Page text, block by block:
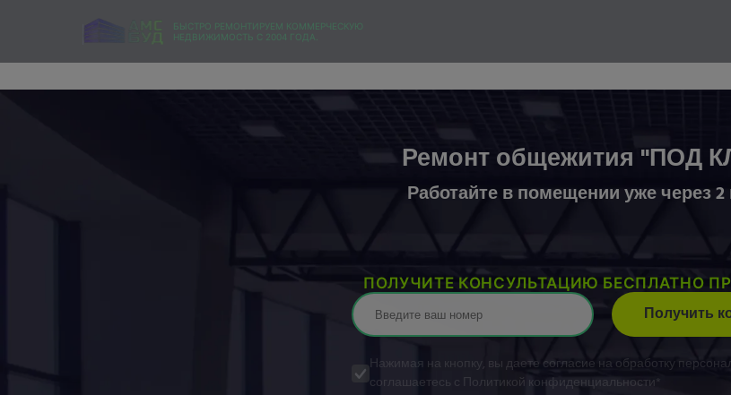
БЫСТРО РЕМОНТИРУЕМ КОММЕРЧЕСКУЮ
НЕДВИЖИМОСТЬ С 2004 ГОДА.
Ремонт общежития "ПОД
Работайте в помещении уже через
ПОЛУЧИТЕ КОНСУЛЬТАЦИЮ БЕСПЛАТНО
Получить
Нажимая на кнопку, вы даете согласие на обработку
соглашаетесь с Политикой конфиденциальности*